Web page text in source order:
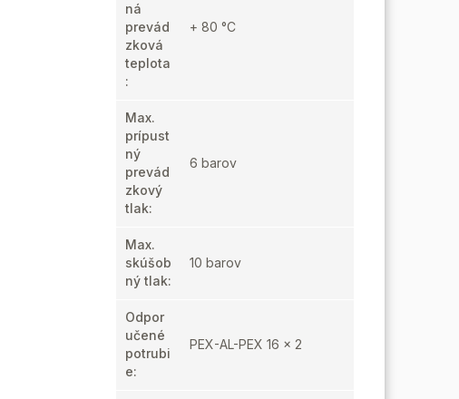
ná
prevád
zková
teplota
:
+ 80 °C
Max.
prípust
ný
prevád
zkový
tlak:
6 barov
Max.
skúšob
ný tlak:
10 barov
Odpor
učené
potrubi
e:
PEX-AL-PEX 16 x 2